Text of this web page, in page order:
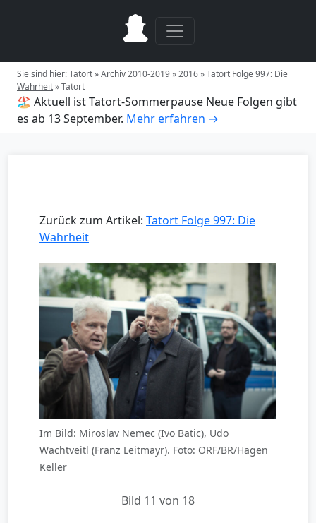
Sie sind hier:Tatort»Archiv 2010-2019»2016»Tatort Folge 997: Die
Wahrheit»Tatort
🏖️ Aktuell ist Tatort-Sommerpause Neue Folgen gibt
es ab 13 September. Mehr erfahren →
Zurück zum Artikel: Tatort Folge 997: Die
Wahrheit
Im Bild: Miroslav Nemec (Ivo Batic), Udo
Wachtveitl (Franz Leitmayr). Foto: ORF/BR/Hagen
Keller
Bild 11 von 18